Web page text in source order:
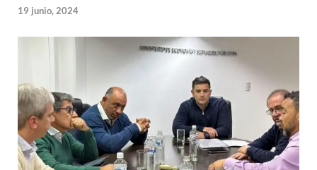
19 junio, 2024